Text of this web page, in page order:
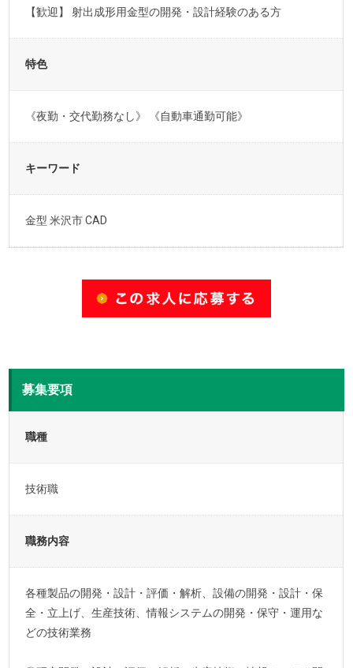
【歓迎】 射出成形用金型の開発・設計経験のある方
特色
《夜勤・交代勤務なし》 《自動車通勤可能》
キーワード
金型 米沢市 CAD
募集要項
職種
技術職
職務内容
各種製品の開発・設計・評価・解析、設備の開発・設計・保
全・立上げ、生産技術、情報システムの開発・保守・運用な
どの技術業務